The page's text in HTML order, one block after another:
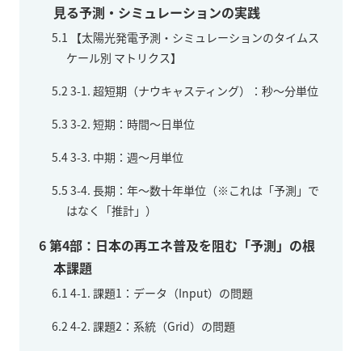
見る予測・シミュレーションの実践
5.1
【太陽光発電予測・シミュレーションのタイムス
ケール別 マトリクス】
5.2 3-1. 超短期（ナウキャスティング）：秒〜分単位
5.3 3-2. 短期：時間〜日単位
5.43-3. 中期：週〜月単位
5.5 3-4. 長期：年〜数十年単位（※これは「予測」で
はなく「推計」）
6第4部：日本の再エネ普及を阻む「予測」の根
本課題
6.1 4-1. 課題1：データ（Input）の問題
6.2 4-2. 課題2：系統（Grid）の問題